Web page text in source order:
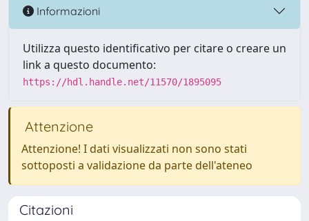
Informazioni
Utilizza questo identificativo per citare o creare un
link a questo documento:
https://hdl.handle.net/11570/1895095
Attenzione
Attenzione! I dati visualizzati non sono stati
sottoposti a validazione da parte dell'ateneo
Citazioni